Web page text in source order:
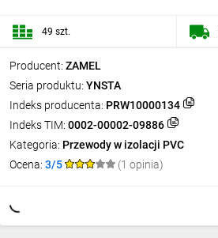
Producent: ZAMEL
Seria produktu: YNSTA
Indeks producenta: PRW10000134
Indeks TIM: 0002-00002-09886
Kategoria: Przewody w izolacji PVC
Ocena: 3/5 (1 opinia)
49 szt.